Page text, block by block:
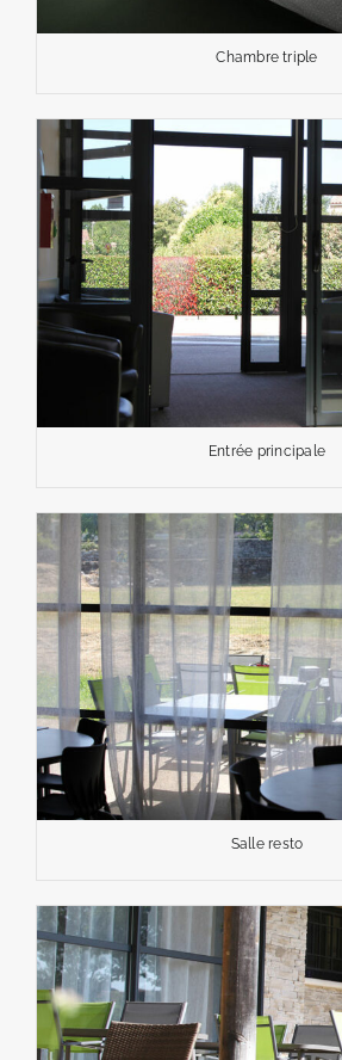
Chambre triple
Entrée principale
Salle resto